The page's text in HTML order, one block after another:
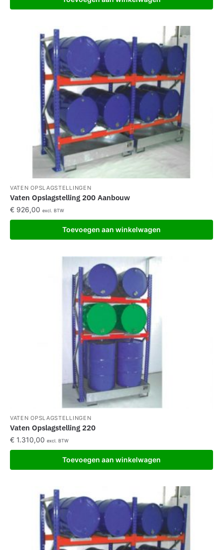
VATEN OPSLAGSTELLINGEN
Vaten Opslagstelling 200 Aanbouw
€ 926,00 excl. BTW
Toevoegen aan winkelwagen
VATEN OPSLAGSTELLINGEN
Vaten Opslagstelling 220
€ 1.310,00 excl. BTW
Toevoegen aan winkelwagen